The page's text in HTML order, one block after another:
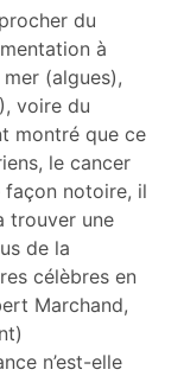
du
à
(algues),
voire du
montré que ce
le cancer
façon notoire, il
trouver une
de la
célèbres en
Marchand,
n’est-elle